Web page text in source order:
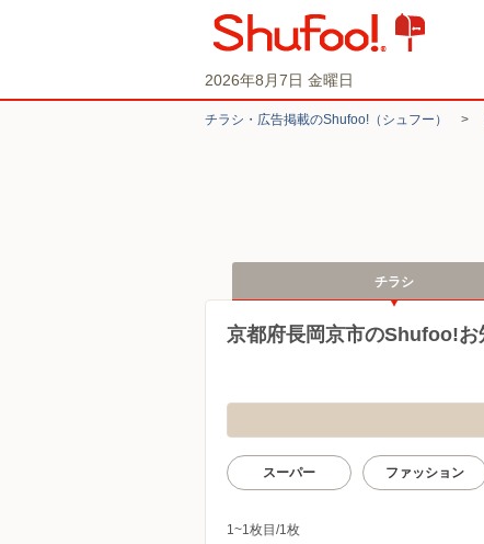
2026年8月7日 金曜日
チラシ・​広告掲載の​Shufoo!​（シュフー） >
チラシ
京都府長岡京市のShufoo!お
スーパー ファッション
1~1枚目/1枚